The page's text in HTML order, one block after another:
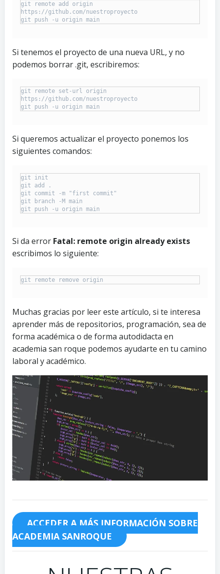
git remote add origin
https://github.com/nuestroproyecto
git push -u origin main
Si tenemos el proyecto de una nueva URL, y no
podemos borrar .git, escribiremos:
git remote set-url origin
https://github.com/nuestroproyecto
git push -u origin main
Si queremos actualizar el proyecto ponemos los
siguientes comandos:
git init
git add .
git commit -m "first commit"
git branch -M main
git push -u origin main
Si da error Fatal: remote origin already exists
escribimos lo siguiente:
git remote remove origin
Muchas gracias por leer este artículo, si te interesa
aprender más de repositorios, programación, sea de
forma académica o de forma autodidacta en
academia san roque podemos ayudarte en tu camino
laboral y académico.
ACCEDER A MÁS INFORMACIÓN SOBRE
ACADEMIA SANROQUE